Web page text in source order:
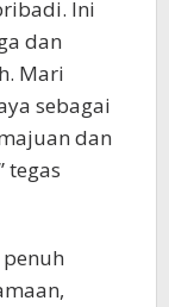
Ini
dan
Mari
sebagai
dan
tegas